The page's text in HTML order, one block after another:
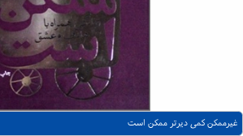
غیرممکن کمی دیرتر ممکن است